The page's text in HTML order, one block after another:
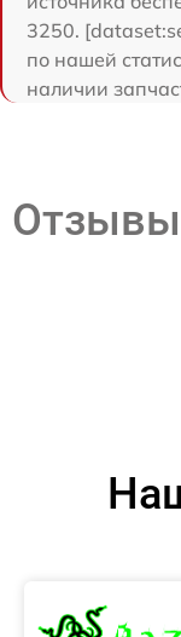
3250.
по нашей
наличии